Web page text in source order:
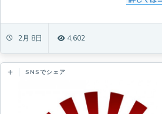
2月 8日 4,602
SNSでシェア